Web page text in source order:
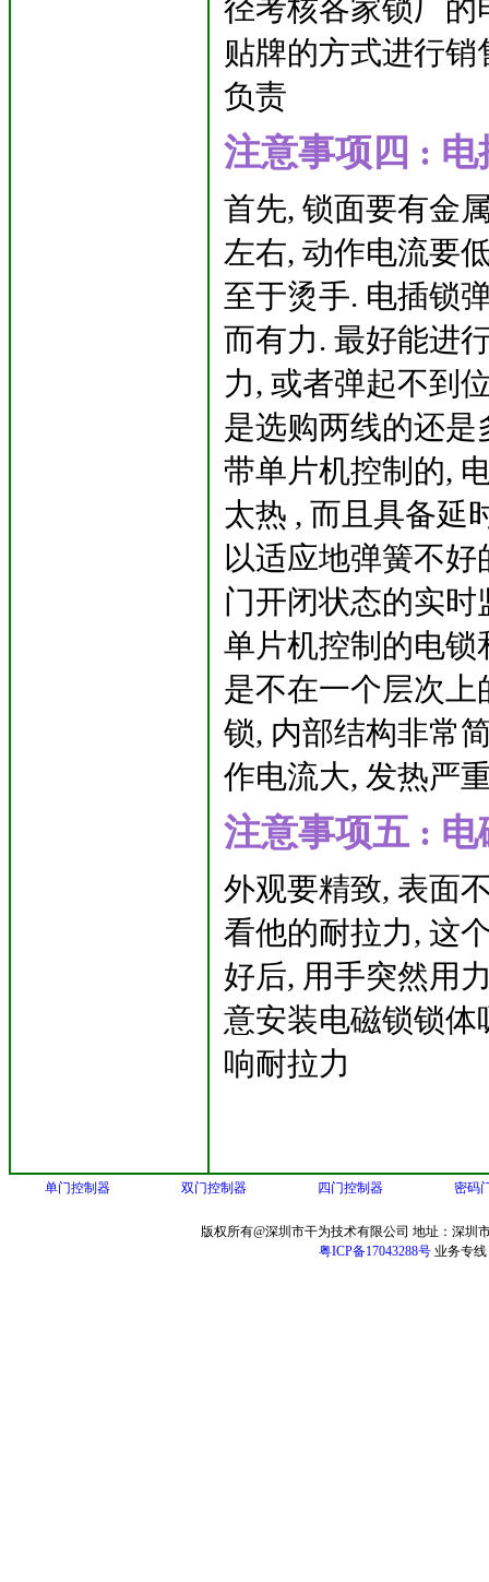
径考核各家锁厂的
贴牌的方式进行
负责
注意事项四 :
首先, 锁面要有金
左右, 动作电流要
至于烫手. 电插锁
而有力. 最好能进
力, 或者弹起不到
是选购两线的还是
带单片机控制的,
太热 , 而且具备延
以适应地弹簧不
门开闭状态的实
单片机控制的电
是不在一个层次上
锁, 内部结构非常
作电流大, 发热严
注意事项五 :
外观要精致, 表面
看他的耐拉力, 这
好后, 用手突然用
意安装电磁锁锁体
响耐拉力
单门控制器 双门控制器 四门控制器 密码
版权所有@深圳市干为技术有限公司 地址：深圳
粤ICP备17043288号业务专线